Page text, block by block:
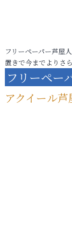
フリーペーパー芦屋
置きで今までよりさ
フリーペー
アクイール芦